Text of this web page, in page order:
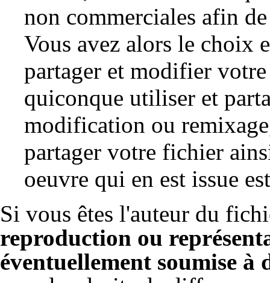
non commerciales afin
Vous avez alors le choix
partager et modifier
quiconque utiliser et
modification ou
partager votre fichier
oeuvre qui en est issue
Si vous êtes l'auteur du
reproduction ou
éventuellement soumise